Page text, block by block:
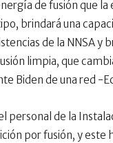
de fusión que la
brindará una
de la NNSA y
limpia, que
Biden de una red -
personal de la
por fusión, y este